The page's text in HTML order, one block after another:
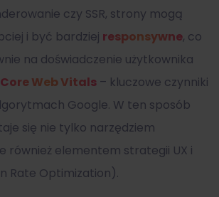
czy SSR, strony mogą
i być bardziej responsywne, co
na doświadczenie użytkownika
Core Web Vitals – kluczowe czynniki
Google. W ten sposób
się nie tylko narzędziem
również elementem strategii UX i
Rate Optimization).